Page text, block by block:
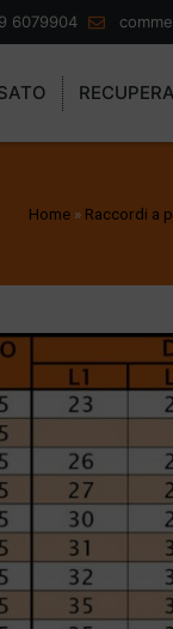
6079904
Home » Raccordi a